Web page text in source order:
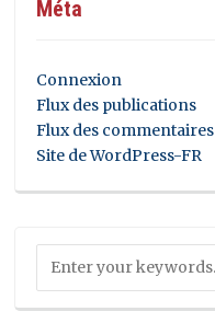
Méta
Connexion
Flux des publications
Flux des commentaires
Site de WordPress-FR